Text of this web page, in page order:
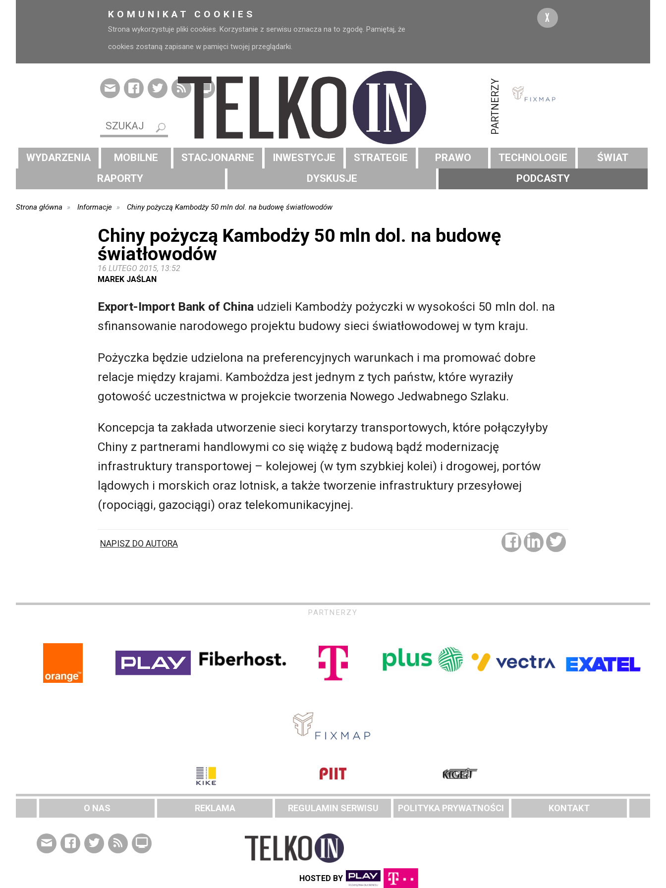
KOMUNIKAT COOKIES
Strona wykorzystuje pliki cookies. Korzystanie z serwisu oznacza na to zgodę. Pamiętaj, że
cookies zostaną zapisane w pamięci twojej przeglądarki.
X
PARTNERZY
WYDARZENIA MOBILNE STACJONARNE INWESTYCJE STRATEGIE PRAWO TECHNOLOGIE
ŚWIAT
RAPORTY
DYSKUSJE PODCASTY
Strona główna Informacje Chiny pożyczą Kambodży 50 mln dol. na budowę światłowodów
Chiny pożyczą Kambodży 50 mln dol. na budowę
światłowodów
16 LUTEGO 2015, 13:52
MAREK JAŚLAN
Export-Import Bank of China udzieli Kambodży pożyczki w wysokości 50 mln dol. na
sfinansowanie narodowego projektu budowy sieci światłowodowej w tym kraju.
Pożyczka będzie udzielona na preferencyjnych warunkach i ma promować dobre
relacje między krajami. Kambożdza jest jednym z tych państw, które wyraziły
gotowość uczestnictwa w projekcie tworzenia Nowego Jedwabnego Szlaku.
Koncepcja ta zakłada utworzenie sieci korytarzy transportowych, które połączyłyby
Chiny z partnerami handlowymi co się wiążę z budową bądź modernizację
infrastruktury transportowej – kolejowej (w tym szybkiej kolei) i drogowej, portów
lądowych i morskich oraz lotnisk, a także tworzenie infrastruktury przesyłowej
(ropociągi, gazociągi) oraz telekomunikacyjnej.
NAPISZ DO AUTORA
PARTNERZY
O NAS REKLAMA REGULAMIN SERWISU POLITYKA PRYWATNOŚCI KONTAKT
HOSTED BY